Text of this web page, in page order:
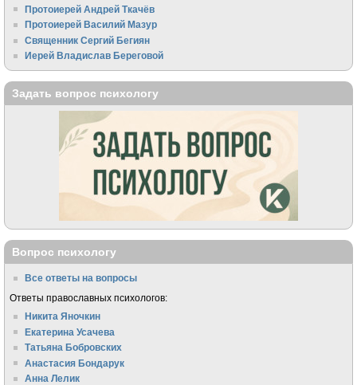
Протоиерей Андрей Ткачёв
Протоиерей Василий Мазур
Священник Сергий Бегиян
Иерей Владислав Береговой
Задать вопрос психологу
Вопрос психологу
Все ответы на вопросы
Ответы православных психологов:
Никита Яночкин
Екатерина Усачева
Татьяна Бобровских
Анастасия Бондарук
Анна Лелик